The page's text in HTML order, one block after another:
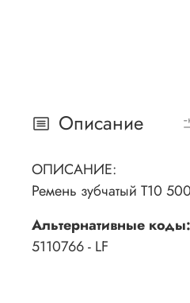
Описание
ОПИСАНИЕ:
Ремень зубчатый T10
Альтернативные коды:
5110766 - LF